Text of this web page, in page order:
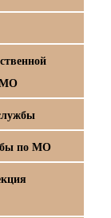
МО
по МО